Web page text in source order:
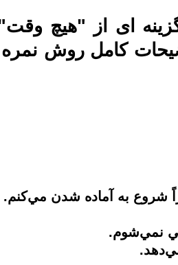
کامل روش